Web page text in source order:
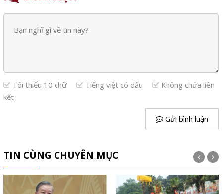
Tối thiểu 10 chữ Tiếng việt có dấu
Không chứa liên
kết
Gửi bình luận
TIN CÙNG CHUYÊN MỤC